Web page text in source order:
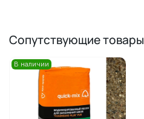
Сопутствующие товары
В наличии